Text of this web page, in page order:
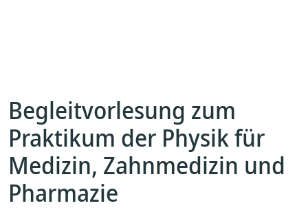
Begleitvorlesung zum
Praktikum der Physik für
Medizin, Zahnmedizin und
Pharmazie